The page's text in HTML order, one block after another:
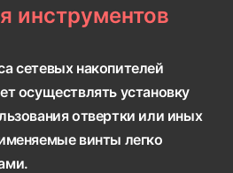
инструментов
сетевых накопителей
осуществлять установку
отвертки или иных
винты легко